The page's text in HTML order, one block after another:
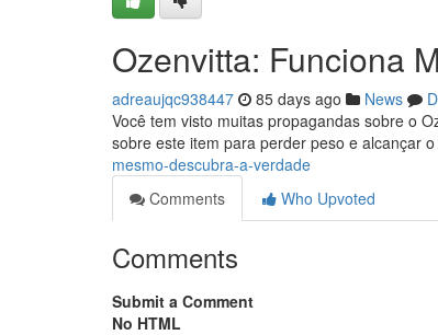
Ozenvitta: Funciona
adreaujqc938447 85 days ago News
Você tem visto muitas propagandas sobre o
sobre este item para perder peso e alcançar
mesmo-descubra-a-verdade
Comments
Who Upvoted
Comments
Submit a Comment
No HTML